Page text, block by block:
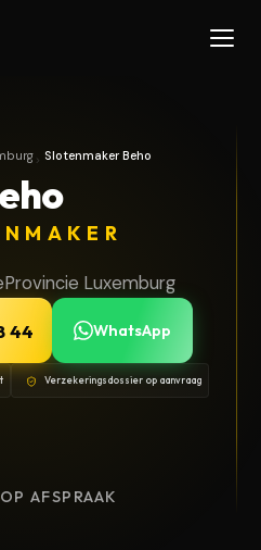
Slotenmaker Beho
Provincie Luxemburg
44 WhatsApp
Verzekeringsdossier op aanvraag
OP AFSPRAAK